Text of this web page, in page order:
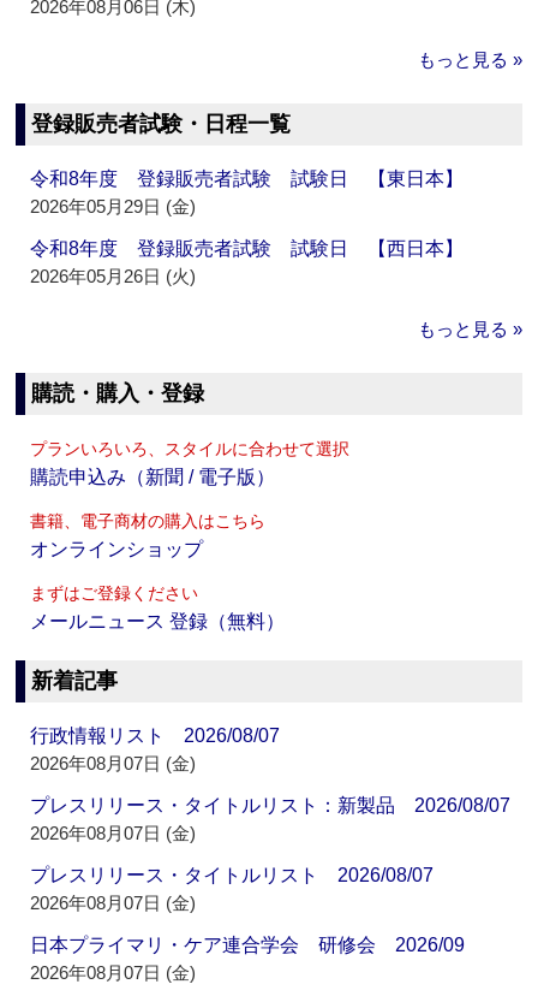
2026年08月06日 (木)
もっと見る »
登録販売者試験・日程一覧
令和8年度 登録販売者試験 試験日 【東日本】
2026年05月29日 (金)
令和8年度 登録販売者試験 試験日 【西日本】
2026年05月26日 (火)
もっと見る »
購読・購入・登録
プランいろいろ、スタイルに合わせて選択
購読申込み（新聞 / 電子版）
書籍、電子商材の購入はこちら
オンラインショップ
まずはご登録ください
メールニュース 登録（無料）
新着記事
行政情報リスト 2026/08/07
2026年08月07日 (金)
プレスリリース・タイトルリスト：新製品 2026/08/07
2026年08月07日 (金)
プレスリリース・タイトルリスト 2026/08/07
2026年08月07日 (金)
日本プライマリ・ケア連合学会 研修会 2026/09
2026年08月07日 (金)